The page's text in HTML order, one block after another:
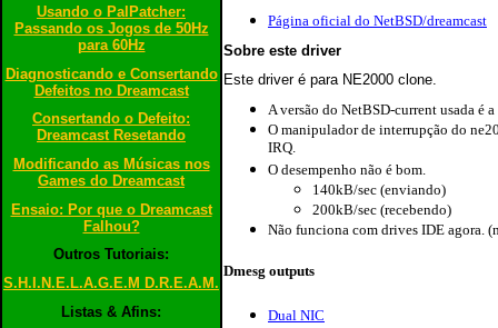
Usando o PalPatcher:
Passando os Jogos de 50Hz
para 60Hz
Diagnosticando e Consertando
Defeitos no Dreamcast
Consertando o Defeito:
Dreamcast Resetando
Modificando as Músicas nos
Games do Dreamcast
Ensaio: Por que o Dreamcast
Falhou?
Outros Tutoriais:
S.H.I.N.E.L.A.G.E.M D.R.E.A.M.
Listas & Afins:
Página oficial do NetBSD/dreamcast
Sobre este driver
Este driver é para NE2000 clone.
A versão do NetBSD-current usada é a
O manipulador de interrupção do
IRQ.
O desempenho não é bom.
140kB/sec (enviando)
200kB/sec (recebendo)
Não funciona com drives IDE agora.
Dmesg outputs
Dual NIC